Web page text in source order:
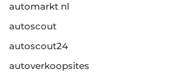
automarkt nl
autoscout
autoscout24
autoverkoopsites